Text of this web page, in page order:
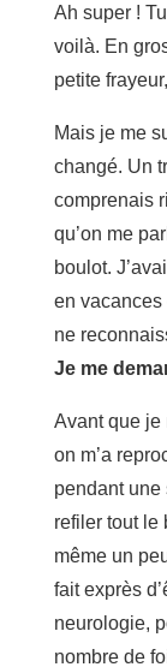
Ah super !
voilà. En
petite
Mais je me
changé. Un
comprenais
qu’on me
boulot.
en vacances
ne
Je me
Avant que je
on m’a
pendant une
refiler tout le
même un
fait exprès
neurologie,
nombre de